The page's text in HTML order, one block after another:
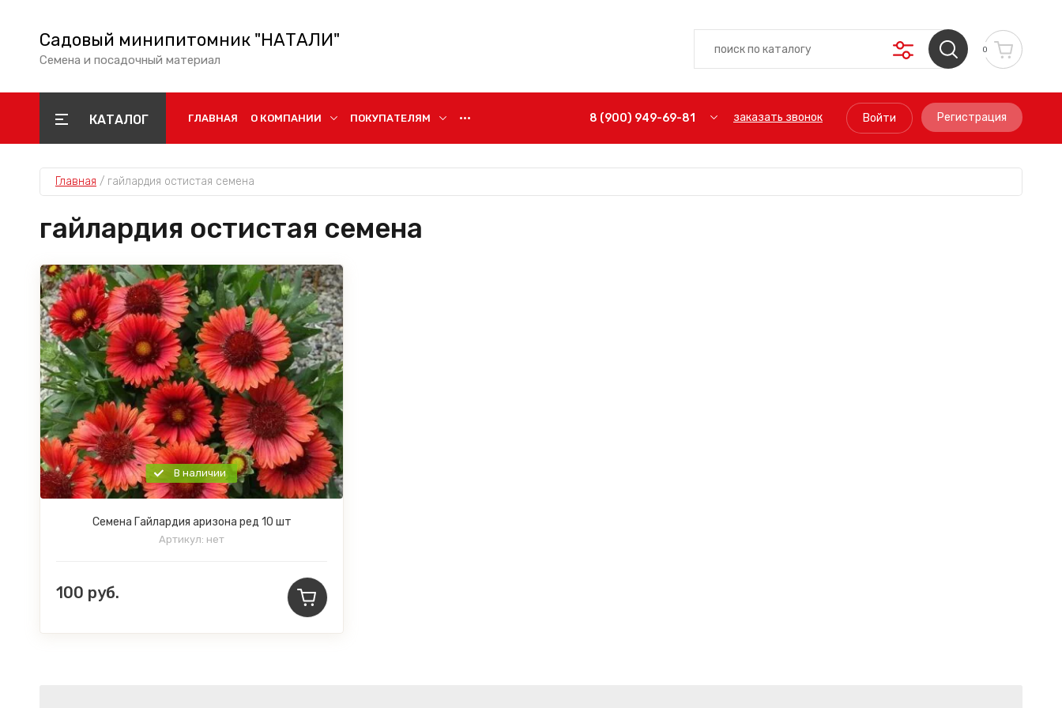
Садовый минипитомник "НАТАЛИ"
Семена и посадочный материал
0
КАТАЛОГ ГЛАВНАЯ О КОМПАНИИ ПОКУПАТЕЛЯМ ••• 8 (900) 949-69-81 заказать звонок Войти Регистрация
Главная / гайлардия остистая семена
гайлардия остистая семена
В наличии
Семена Гайлардия аризона ред 10 шт
Артикул: нет
100 руб.